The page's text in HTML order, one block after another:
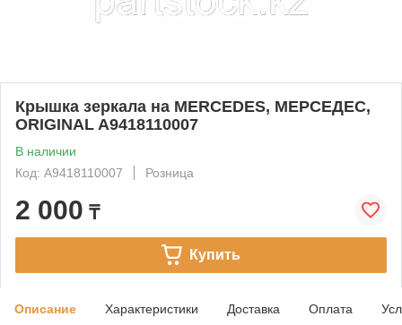
Крышка зеркала на MERCEDES, МЕРСЕДЕС,
ORIGINAL A9418110007
В наличии
Код: A9418110007
Розница
2 000 ₸
Купить
Описание Характеристики Доставка Оплата